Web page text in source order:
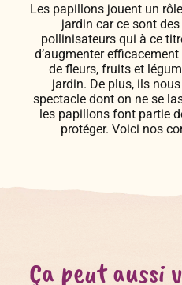
Les papillons jouent un
jardin car ce sont
pollinisateurs qui à ce
d’augmenter
de fleurs, fruits et
jardin. De plus, ils
spectacle dont on ne se
les papillons font partie
protéger. Voici nos
Ça peut aussi